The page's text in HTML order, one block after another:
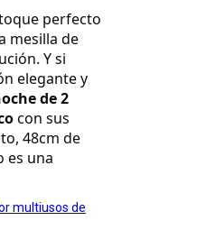
perfecto
mesilla de
Y si
elegante y
de 2
con sus
48cm de
es una